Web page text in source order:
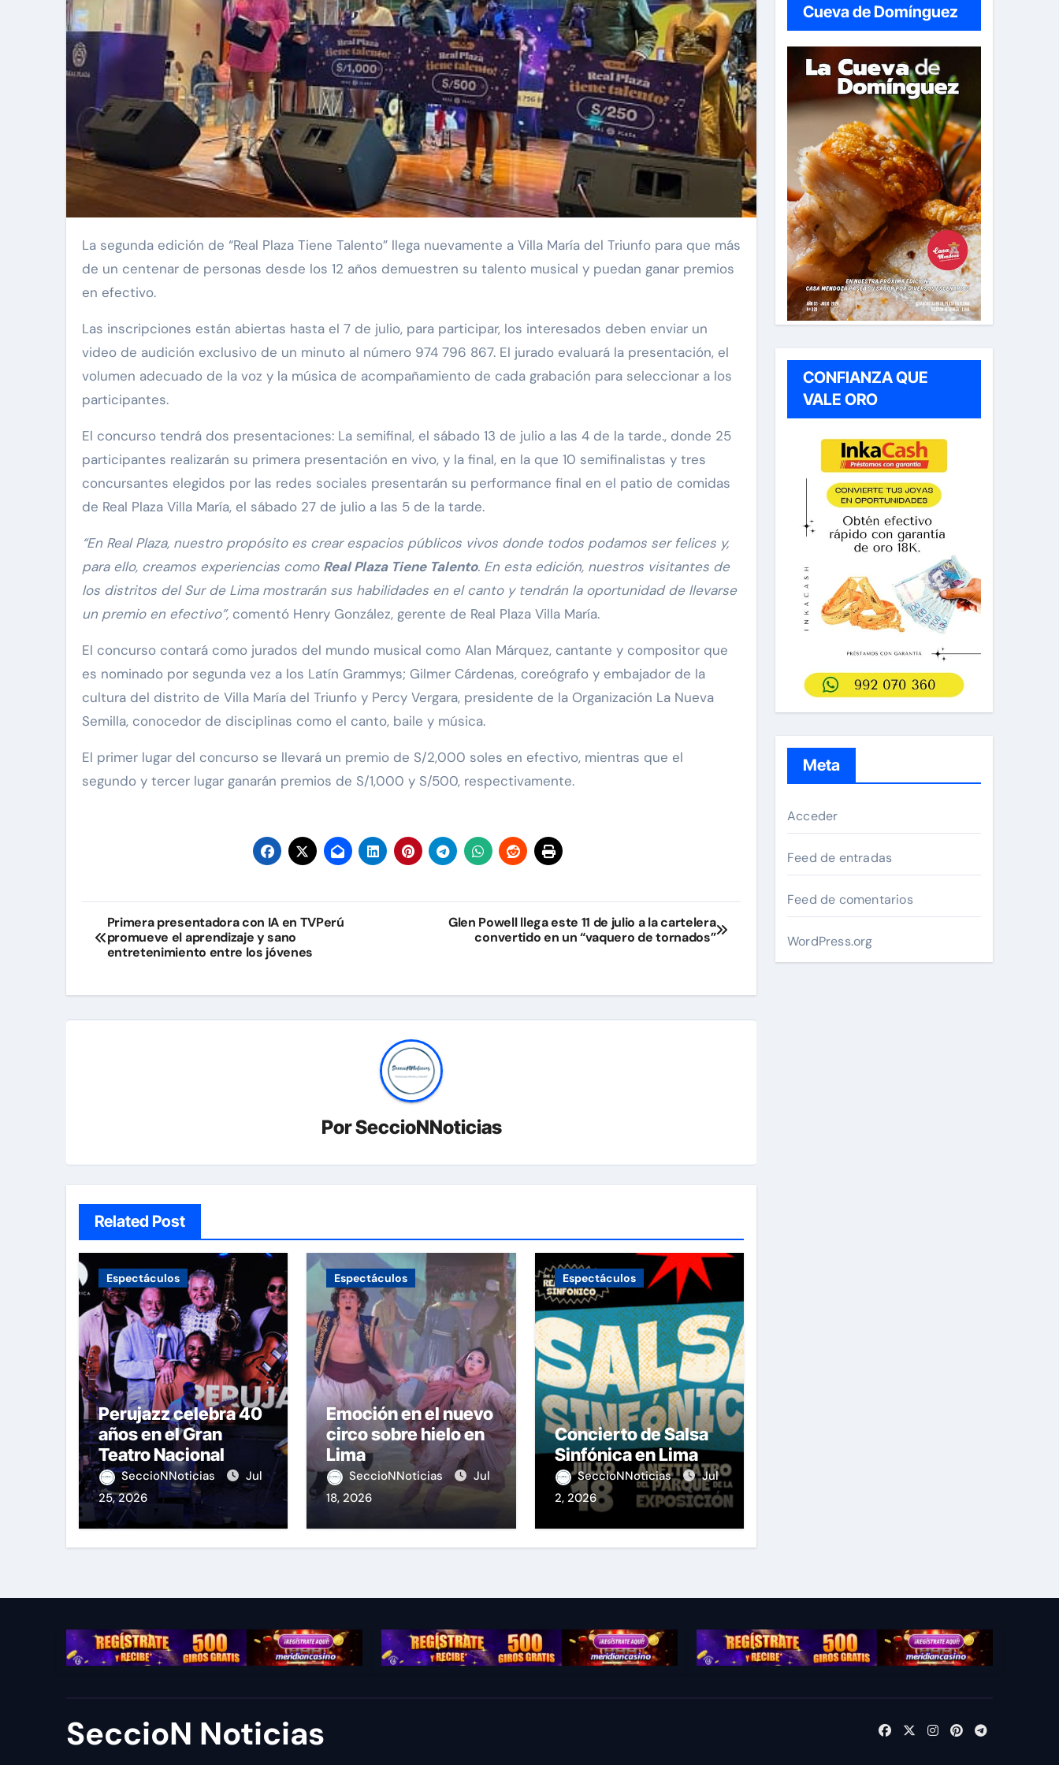
La segunda edición de “Real Plaza Tiene Talento” llega nuevamente a Villa María del Triunfo para que más
de un centenar de personas desde los 12 años demuestren su talento musical y puedan ganar premios
en efectivo.
Las inscripciones están abiertas hasta el 7 de julio, para participar, los interesados deben enviar un
video de audición exclusivo de un minuto al número 974 796 867. El jurado evaluará la presentación, el
volumen adecuado de la voz y la música de acompañamiento de cada grabación para seleccionar a los
participantes.
El concurso tendrá dos presentaciones: La semifinal, el sábado 13 de julio a las 4 de la tarde., donde 25
participantes realizarán su primera presentación en vivo, y la final, en la que 10 semifinalistas y tres
concursantes elegidos por las redes sociales presentarán su performance final en el patio de comidas
de Real Plaza Villa María, el sábado 27 de julio a las 5 de la tarde.
“En Real Plaza, nuestro propósito es crear espacios públicos vivos donde todos podamos ser felices y,
para ello, creamos experiencias como Real Plaza Tiene Talento. En esta edición, nuestros visitantes de
los distritos del Sur de Lima mostrarán sus habilidades en el canto y tendrán la oportunidad de llevarse
un premio en efectivo”, comentó Henry González, gerente de Real Plaza Villa María.
El concurso contará como jurados del mundo musical como Alan Márquez, cantante y compositor que
es nominado por segunda vez a los Latín Grammys; Gilmer Cárdenas, coreógrafo y embajador de la
cultura del distrito de Villa María del Triunfo y Percy Vergara, presidente de la Organización La Nueva
Semilla, conocedor de disciplinas como el canto, baile y música.
El primer lugar del concurso se llevará un premio de S/2,000 soles en efectivo, mientras que el
segundo y tercer lugar ganarán premios de S/1,000 y S/500, respectivamente.
Navegación
de
Primera presentadora con IA en TVPerú
promueve el aprendizaje y sano
entretenimiento entre los jóvenes
Glen Powell llega este 11 de julio a la cartelera
convertido en un “vaquero de tornados”
PorSeccioNNoticias
Related Post
Espectáculos
Perujazz celebra 40
años en el Gran
Teatro Nacional
SeccioNNoticias
Jul
25, 2026
Espectáculos
Emoción en el nuevo
circo sobre hielo en
Lima
SeccioNNoticias
Jul
18, 2026
Espectáculos
Concierto de Salsa
Sinfónica en Lima
SeccioNNoticias
Jul
2, 2026
Cueva de Domínguez
CONFIANZA QUE
VALE ORO
Meta
Acceder
Feed de entradas
Feed de comentarios
WordPress.org
SeccioN Noticias